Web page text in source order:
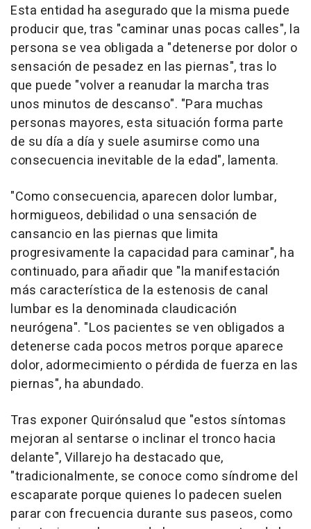
Esta entidad ha asegurado que la misma puede
producir que, tras "caminar unas pocas calles", la
persona se vea obligada a "detenerse por dolor o
sensación de pesadez en las piernas", tras lo
que puede "volver a reanudar la marcha tras
unos minutos de descanso". "Para muchas
personas mayores, esta situación forma parte
de su día a día y suele asumirse como una
consecuencia inevitable de la edad", lamenta.
"Como consecuencia, aparecen dolor lumbar,
hormigueos, debilidad o una sensación de
cansancio en las piernas que limita
progresivamente la capacidad para caminar", ha
continuado, para añadir que "la manifestación
más característica de la estenosis de canal
lumbar es la denominada claudicación
neurógena". "Los pacientes se ven obligados a
detenerse cada pocos metros porque aparece
dolor, adormecimiento o pérdida de fuerza en las
piernas", ha abundado.
Tras exponer Quirónsalud que "estos síntomas
mejoran al sentarse o inclinar el tronco hacia
delante", Villarejo ha destacado que,
"tradicionalmente, se conoce como síndrome del
escaparate porque quienes lo padecen suelen
parar con frecuencia durante sus paseos, como